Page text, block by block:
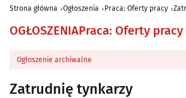
Strona główna Ogłoszenia Praca: Oferty pracy
OGŁOSZENIAPraca: Oferty pracy
Ogłoszenie archiwalne
Zatrudnię tynkarzy